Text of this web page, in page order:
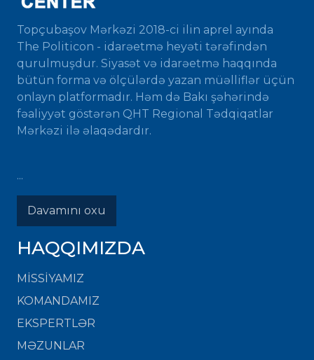
Topçubaşov Mərkəzi 2018-ci ilin aprel ayında
The Politicon - idarəetmə heyəti tərəfindən
qurulmuşdur. Siyasət və idarəetmə haqqında
bütün forma və ölçülərdə yazan müəlliflər üçün
onlayn platformadır. Həm də Bakı şəhərində
fəaliyyət göstərən QHT Regional Tədqiqatlar
Mərkəzi ilə əlaqədardır.
...
Davamını oxu
HAQQIMIZDA
MISSIYAMIZ
KOMANDAMIZ
EKSPERTLƏR
MƏZUNLAR